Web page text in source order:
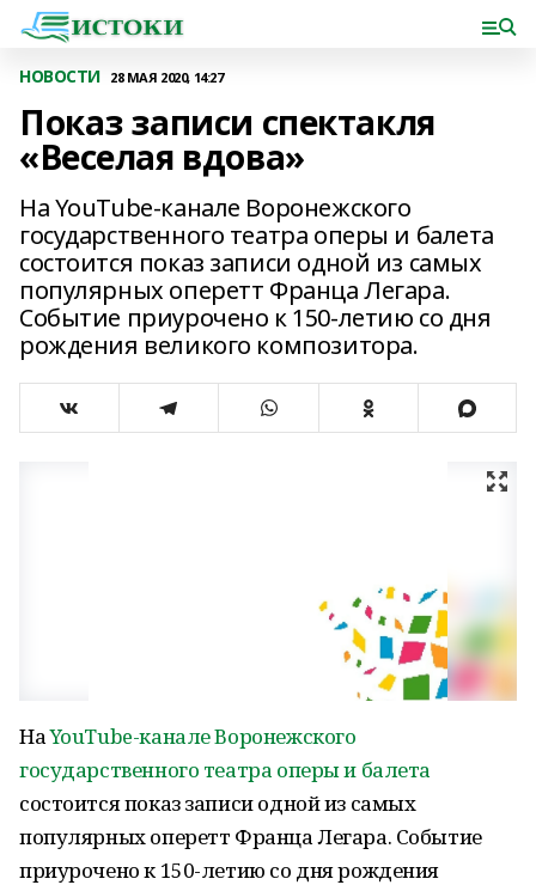
НОВОСТИ 28 МАЯ 2020, 14:27
Показ записи спектакля
«Веселая вдова»
На YouTube-канале Воронежского
государственного театра оперы и балета
состоится показ записи одной из самых
популярных оперетт Франца Легара.
Событие приурочено к 150-летию со дня
рождения великого композитора.
НаYouTube-канале Воронежского
государственного театра оперы и балета
состоится показ записи одной из самых
популярных оперетт Франца Легара. Событие
приурочено к 150-летию со дня рождения